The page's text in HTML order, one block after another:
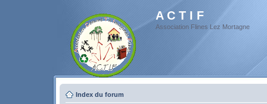
A C T I F
Association Flines Lez Mortagne
Index du forum